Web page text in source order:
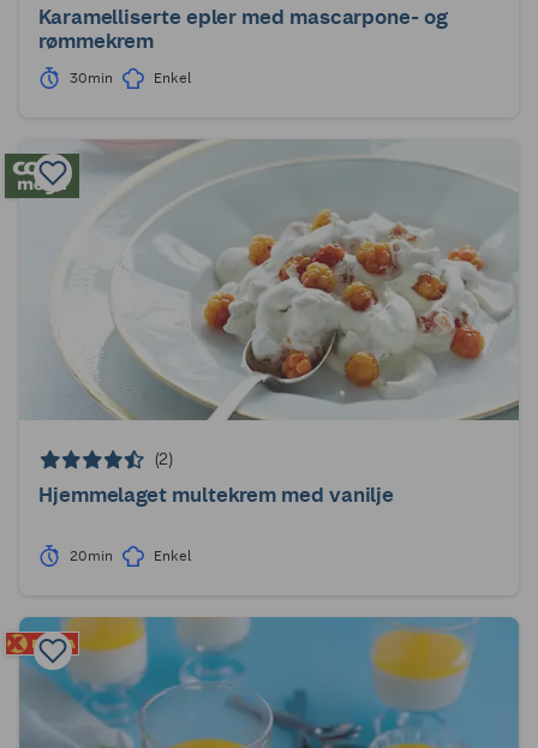
Karamelliserte epler med mascarpone- og
rømmekrem
30min Enkel
(2)
Hjemmelaget multekrem med vanilje
20min Enkel